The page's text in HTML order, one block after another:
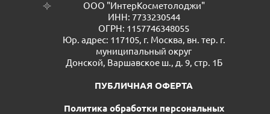
ООО "ИнтерКосметолоджи"
ИНН: 7733230544
ОГРН: 1157746348055
Юр. адрес: 117105, г. Москва, вн. тер. г.
муниципальный округ
Донской, Варшавское ш., д. 9, стр. 1Б
ПУБЛИЧНАЯ ОФЕРТА
Политика обработки персональных